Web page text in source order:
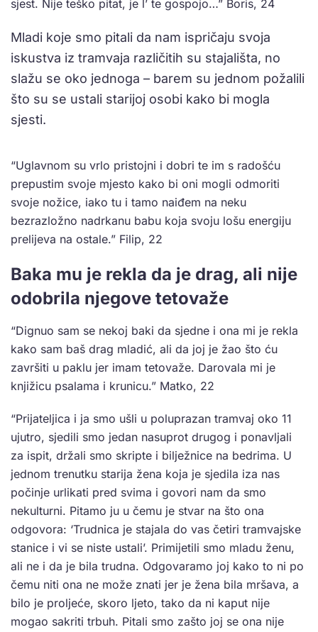
sjest. Nije teško pitat, je l’ te gospojo…” Boris, 24
Mladi koje smo pitali da nam ispričaju svoja
iskustva iz tramvaja različitih su stajališta, no
slažu se oko jednoga – barem su jednom požalili
što su se ustali starijoj osobi kako bi mogla
sjesti.
“Uglavnom su vrlo pristojni i dobri te im s radošću
prepustim svoje mjesto kako bi oni mogli odmoriti
svoje nožice, iako tu i tamo naiđem na neku
bezrazložno nadrkanu babu koja svoju lošu energiju
prelijeva na ostale.” Filip, 22
Baka mu je rekla da je drag, ali nije
odobrila njegove tetovaže
“Dignuo sam se nekoj baki da sjedne i ona mi je rekla
kako sam baš drag mladić, ali da joj je žao što ću
završiti u paklu jer imam tetovaže. Darovala mi je
knjižicu psalama i krunicu.” Matko, 22
“Prijateljica i ja smo ušli u poluprazan tramvaj oko 11
ujutro, sjedili smo jedan nasuprot drugog i ponavljali
za ispit, držali smo skripte i bilježnice na bedrima. U
jednom trenutku starija žena koja je sjedila iza nas
počinje urlikati pred svima i govori nam da smo
nekulturni. Pitamo ju u čemu je stvar na što ona
odgovora: ‘Trudnica je stajala do vas četiri tramvajske
stanice i vi se niste ustali’. Primijetili smo mladu ženu,
ali ne i da je bila trudna. Odgovaramo joj kako to ni po
čemu niti ona ne može znati jer je žena bila mršava, a
bilo je proljeće, skoro ljeto, tako da ni kaput nije
mogao sakriti trbuh. Pitali smo zašto joj se ona nije